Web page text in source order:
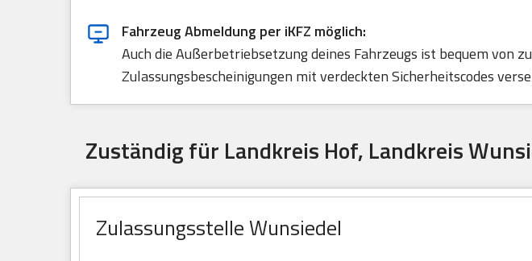
Fahrzeug Abmeldung per iKFZ möglich:
Auch die Außerbetriebsetzung deines Fahrzeugs ist bequem von
Zulassungsbescheinigungen mit verdeckten Sicherheitscodes
Zuständig für Landkreis Hof, Landkreis
Zulassungsstelle Wunsiedel